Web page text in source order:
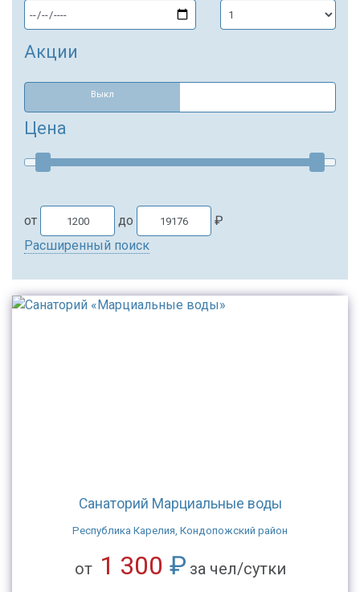
Акции
Выкл
Цена
от до
₽
Расширенный поиск
Санаторий Марциальные воды
Республика Карелия, Кондопожский район
от 1 300 ₽ за чел/сутки